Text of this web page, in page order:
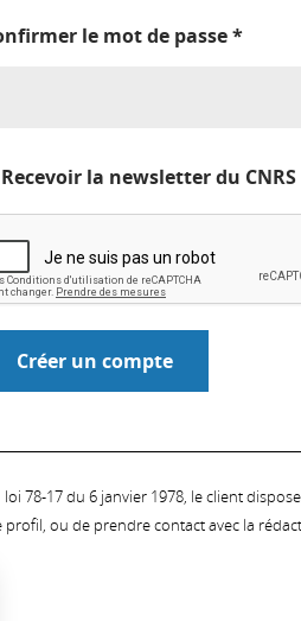
le mot de passe*
Recevoir la newsletter du
78-17 du 6 janvier 1978, le client
ou de prendre contact avec la